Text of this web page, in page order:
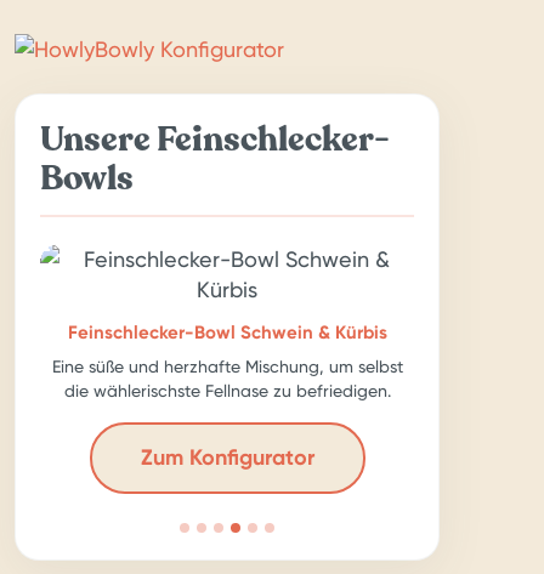
Unsere Feinschlecker-
Bowls
Feinschlecker-Bowl Schwein & Kürbis
Eine süße und herzhafte Mischung, um selbst
die wählerischste Fellnase zu befriedigen.
Zum Konfigurator